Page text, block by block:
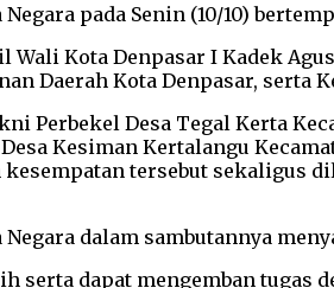
pada Senin (10/10)
Kota Denpasar I Kadek
Daerah Kota Denpasar, serta
Perbekel Desa Tegal Kerta
Kesiman Kertalangu
kesempatan tersebut sekaligus
dalam sambutannya
serta dapat mengemban tugas